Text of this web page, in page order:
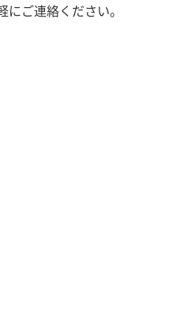
ご連絡ください。